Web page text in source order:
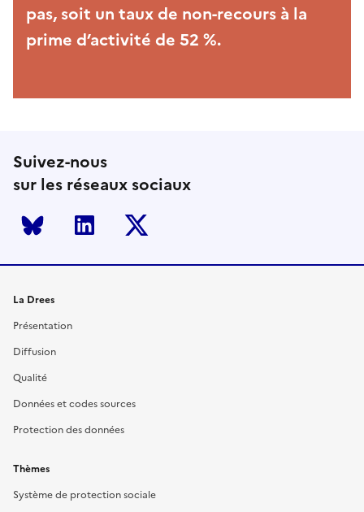
pas, soit un taux de non-recours à la
prime d’activité de 52 %.
Suivez-nous
sur les réseaux sociaux
Bluesky LinkedIn
La Drees
Présentation
Diffusion
Qualité
Données et codes sources
Protection des données
Thèmes
Système de protection sociale